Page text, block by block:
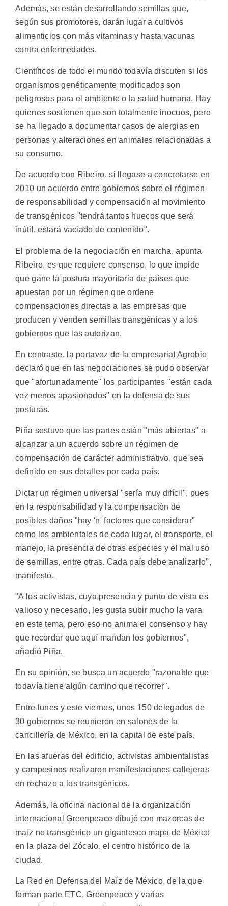
Además, se están desarrollando semillas que,
según sus promotores, darán lugar a cultivos
alimenticios con más vitaminas y hasta vacunas
contra enfermedades.
Científicos de todo el mundo todavía discuten si los
organismos genéticamente modificados son
peligrosos para el ambiente o la salud humana. Hay
quienes sostienen que son totalmente inocuos, pero
se ha llegado a documentar casos de alergias en
personas y alteraciones en animales relacionadas a
su consumo.
De acuerdo con Ribeiro, si llegase a concretarse en
2010 un acuerdo entre gobiernos sobre el régimen
de responsabilidad y compensación al movimiento
de transgénicos "tendrá tantos huecos que será
inútil, estará vaciado de contenido".
El problema de la negociación en marcha, apunta
Ribeiro, es que requiere consenso, lo que impide
que gane la postura mayoritaria de países que
apuestan por un régimen que ordene
compensaciones directas a las empresas que
producen y venden semillas transgénicas y a los
gobiernos que las autorizan.
En contraste, la portavoz de la empresarial Agrobio
declaró que en las negociaciones se pudo observar
que "afortunadamente" los participantes "están cada
vez menos apasionados" en la defensa de sus
posturas.
Piña sostuvo que las partes están "más abiertas" a
alcanzar a un acuerdo sobre un régimen de
compensación de carácter administrativo, que sea
definido en sus detalles por cada país.
Dictar un régimen universal "sería muy difícil", pues
en la responsabilidad y la compensación de
posibles daños "hay 'n' factores que considerar"
como los ambientales de cada lugar, el transporte, el
manejo, la presencia de otras especies y el mal uso
de semillas, entre otras. Cada país debe analizarlo",
manifestó.
"A los activistas, cuya presencia y punto de vista es
valioso y necesario, les gusta subir mucho la vara
en este tema, pero eso no anima el consenso y hay
que recordar que aquí mandan los gobiernos",
añadió Piña.
En su opinión, se busca un acuerdo "razonable que
todavía tiene algún camino que recorrer".
Entre lunes y este viernes, unos 150 delegados de
30 gobiernos se reunieron en salones de la
cancillería de México, en la capital de este país.
En las afueras del edificio, activistas ambientalistas
y campesinos realizaron manifestaciones callejeras
en rechazo a los transgénicos.
Además, la oficina nacional de la organización
internacional Greenpeace dibujó con mazorcas de
maíz no transgénico un gigantesco mapa de México
en la plaza del Zócalo, el centro histórico de la
ciudad.
La Red en Defensa del Maíz de México, de la que
forman parte ETC, Greenpeace y varias